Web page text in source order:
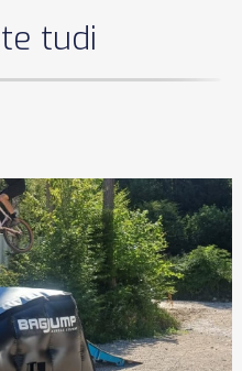
tudi